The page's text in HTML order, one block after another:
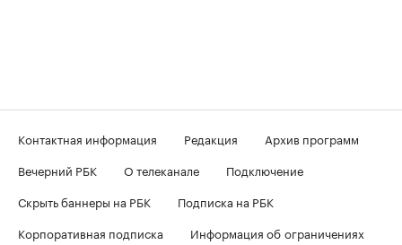
Контактная информация Редакция
Архив программ
Вечерний РБК
О телеканале
Подключение
Скрыть баннеры на РБК
Подписка на РБК
Корпоративная подписка
Информация об ограничениях